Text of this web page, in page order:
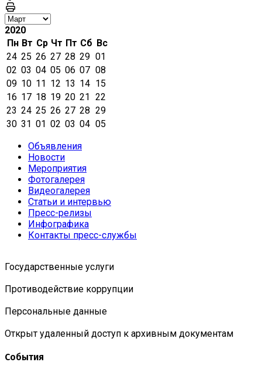
2020
Пн Вт Ср Чт Пт Сб Вс
24 25 26 27 28 29 01
02 03 04 05 06 07 08
09 10 11 12 13 14 15
16 17 18 19 20 21 22
23 24 25 26 27 28 29
30 31 01 02 03 04 05
Объявления
Новости
Мероприятия
Фотогалерея
Видеогалерея
Статьи и интервью
Пресс-релизы
Инфографика
Контакты пресс-службы
Государственные услуги
Противодействие коррупции
Персональные данные
Открыт удаленный доступ к архивным документам
События